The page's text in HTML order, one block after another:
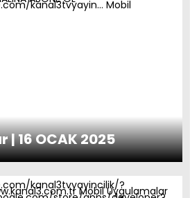
16 OCAK 2025